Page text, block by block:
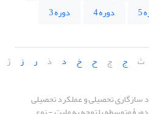
5 دوره 4
دوره 3
ث ج چ ح خ د ذ ر ز ژ
سازگاری تحصیلی و عملکرد تحصیلی